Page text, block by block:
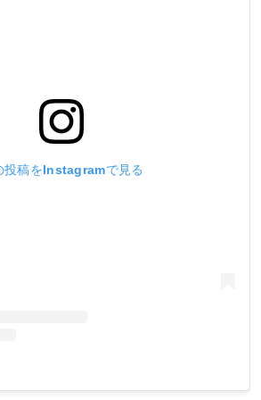
投稿をInstagramで見る